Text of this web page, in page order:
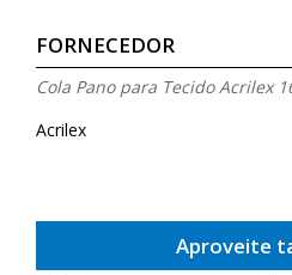
FORNECEDOR
Cola Pano para Tecido Acrilex
Acrilex
Aproveite